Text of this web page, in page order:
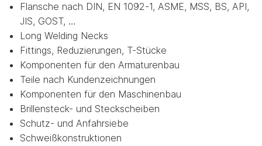
Flansche nach DIN, EN 1092-1, ASME, MSS, BS, API,
JIS, GOST, …
Long Welding Necks
Fittings, Reduzierungen, T-Stücke
Komponenten für den Armaturenbau
Teile nach Kundenzeichnungen
Komponenten für den Maschinenbau
Brillensteck- und Steckscheiben
Schutz- und Anfahrsiebe
Schweißkonstruktionen